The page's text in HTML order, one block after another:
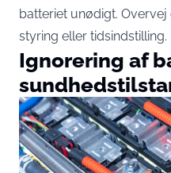
batteriet unødigt.
styring eller tidsindstilling.
Ignorering af